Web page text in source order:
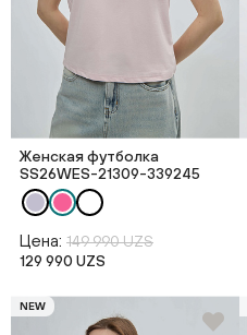
Женская футболка
SS26WES-21309-339245
Цена: 149 990 UZS
129 990 UZS
NEW